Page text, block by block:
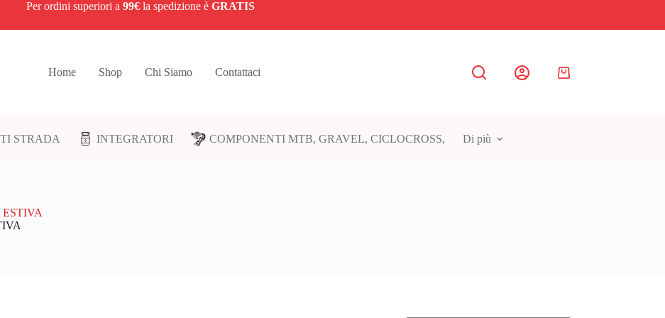
Per ordini superiori a 99€la spedizione è GRATIS
Home Shop Chi Siamo Contattaci Carrello
STRADA INTEGRATORI COMPONENTI MTB, GRAVEL, CICLOCROSS, Di più